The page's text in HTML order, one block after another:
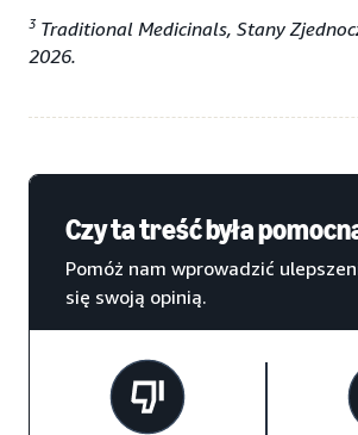
3 Traditional Medicinals, Stany
2026.
Czy ta treść była
Pomóż nam wprowadzić
się swoją opinią.